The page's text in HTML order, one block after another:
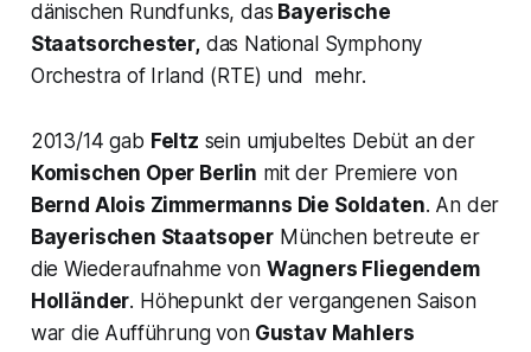
dänischen Rundfunks, das Bayerische
Staatsorchester,das National Symphony
Orchestra of Irland (RTE) und mehr.
2013/14 gab Feltz sein umjubeltes Debüt an der
Komischen Oper Berlin mit der Premiere von
Bernd Alois Zimmermanns Die Soldaten. An der
Bayerischen StaatsoperMünchen betreute er
die Wiederaufnahme von Wagners Fliegendem
Holländer. Höhepunkt der vergangenen Saison
war die Aufführung vonGustav Mahlers